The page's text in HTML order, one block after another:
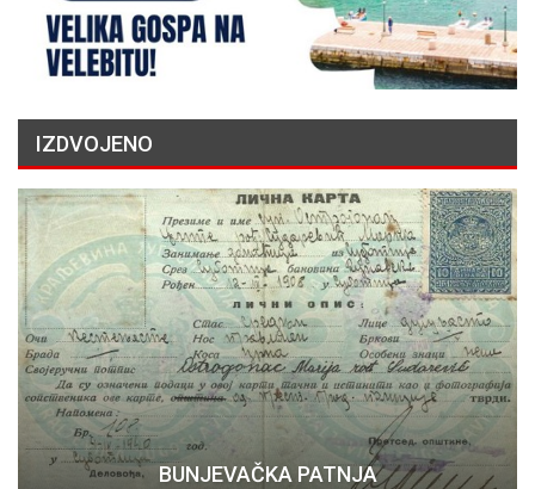
IZDVOJENO
BUNJEVAČKA PATNJA